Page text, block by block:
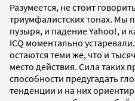
Разумеется, не стоит
триумфалистских тонах. Мы
пузыря, и падение Yahoo!, и
ICQ моментально
остаются теми же, что и
место действия. Сила таких
способности предугадать
тенденции и на них